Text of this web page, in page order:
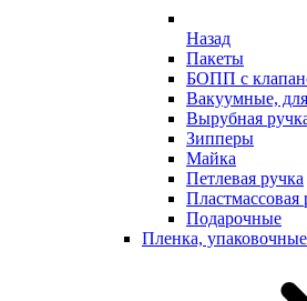
Назад
Пакеты
БОПП с
Вакуумные, для
Вырубная
Зипперы
Майка
Петлевая ручка
Пластмассовая
Подарочные
Пленка,